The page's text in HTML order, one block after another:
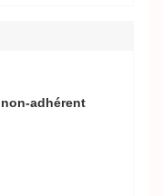
adhérent